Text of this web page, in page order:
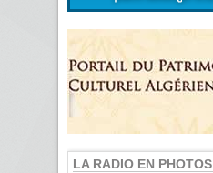
LA RADIO EN PHOTOS